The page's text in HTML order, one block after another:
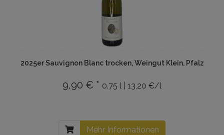
2025er Sauvignon Blanc trocken, Weingut Klein, Pfalz
9,90 € * 0.75 l | 13,20 €/l
Mehr Informationen